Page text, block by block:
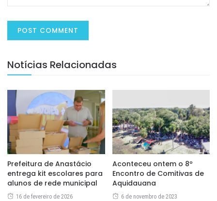
Notícias Relacionadas
Prefeitura de Anastácio
entrega kit escolares para
alunos de rede municipal
16 de fevereiro de 2026
Aconteceu ontem o 8º
Encontro de Comitivas de
Aquidauana
6 de novembro de 2023